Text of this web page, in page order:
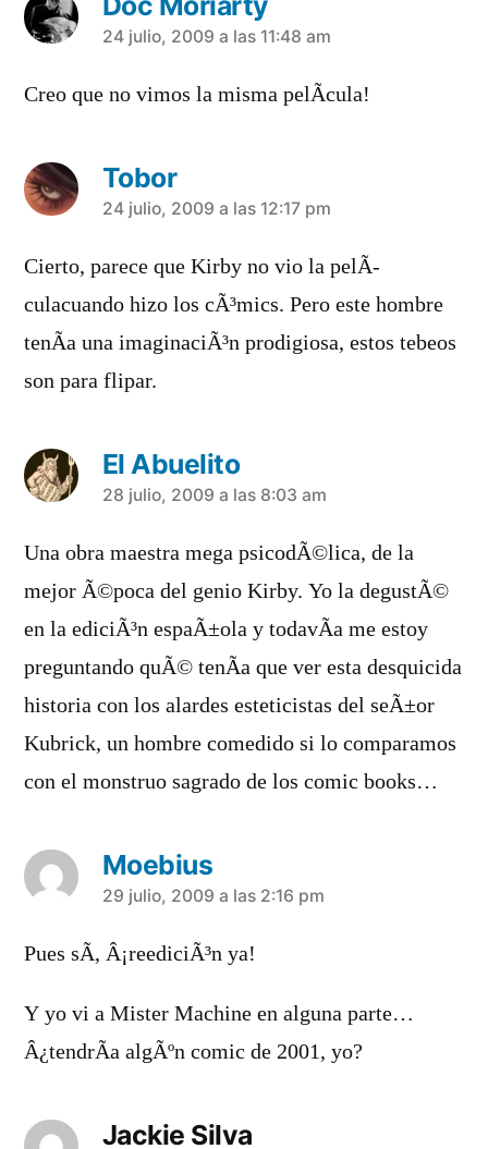
dice:
24 julio, 2009 a las 11:48 am
Creo que no vimos la misma pelÃ­cula!
Tobor
dice:
24 julio, 2009 a las 12:17 pm
Cierto, parece que Kirby no vio la pelÃ­
culacuando hizo los cÃ³mics. Pero este hombre
tenÃ­a una imaginaciÃ³n prodigiosa, estos tebeos
son para flipar.
El Abuelito
dice:
28 julio, 2009 a las 8:03 am
Una obra maestra mega psicodÃ©lica, de la
mejor Ã©poca del genio Kirby. Yo la degustÃ©
en la ediciÃ³n espaÃ±ola y todavÃ­a me estoy
preguntando quÃ© tenÃ­a que ver esta desquicida
historia con los alardes esteticistas del seÃ±or
Kubrick, un hombre comedido si lo comparamos
con el monstruo sagrado de los comic books…
Moebius
dice:
29 julio, 2009 a las 2:16 pm
Pues sÃ­, Â¡reediciÃ³n ya!
Y yo vi a Mister Machine en alguna parte…
Â¿tendrÃ­a algÃºn comic de 2001, yo?
Jackie Silva